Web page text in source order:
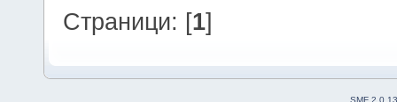
Страници: [1]
SMF 2.0.13